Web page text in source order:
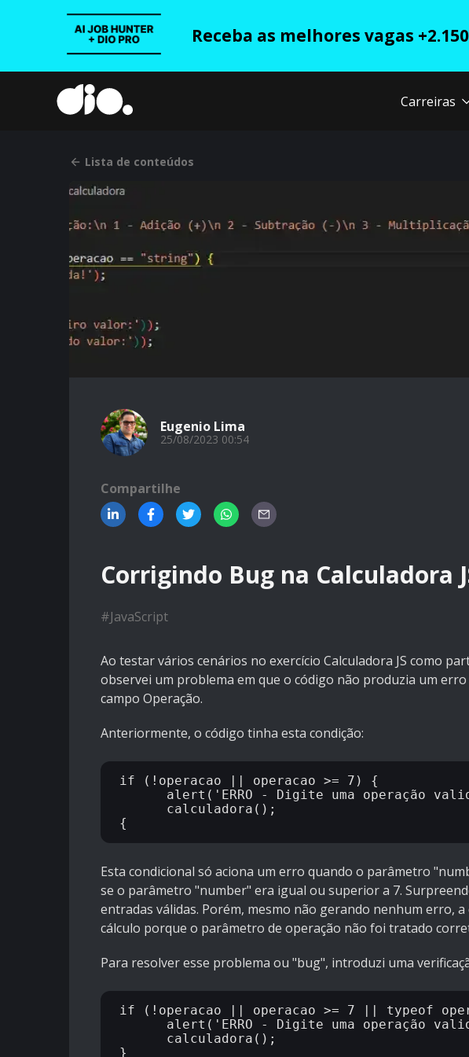
Receba as melhores vagas
Carreiras
Lista de conteúdos
Eugenio Lima
25/08/2023 00:54
Compartilhe
Corrigindo Bug na Calculadora
#JavaScript
Ao testar vários cenários no exercício Calculadora JS como
observei um problema em que o código não produzia um
campo Operação.
Anteriormente, o código tinha esta condição:
if (!operacao || operacao >= 7) {
Esta condicional só aciona um erro quando o parâmetro
se o parâmetro "number" era igual ou superior a 7.
entradas válidas. Porém, mesmo não gerando nenhum erro,
cálculo porque o parâmetro de operação não foi tratado
Para resolver esse problema ou "bug", introduzi uma
if (!operacao || operacao >= 7 || typeof
alert('ERRO - Digite uma operação
calculadora();